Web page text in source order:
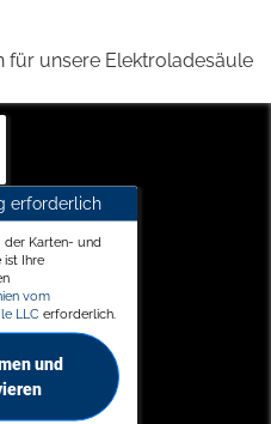
für unsere Elektroladesäule
erforderlich
der Karten- und
ist Ihre
vom
LLC erforderlich.
und